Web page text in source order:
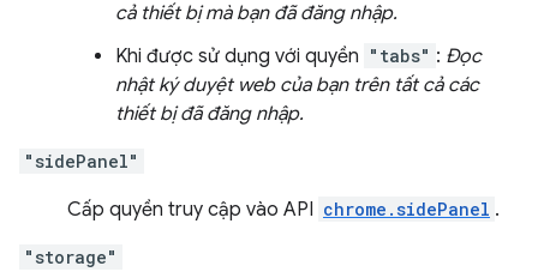
cả thiết bị mà bạn đã đăng nhập.
Khi được sử dụng với quyền "tabs" : Đọc
nhật ký duyệt web của bạn trên tất cả các
thiết bị đã đăng nhập.
"sidePanel"
Cấp quyền truy cập vào API chrome.sidePanel .
"storage"